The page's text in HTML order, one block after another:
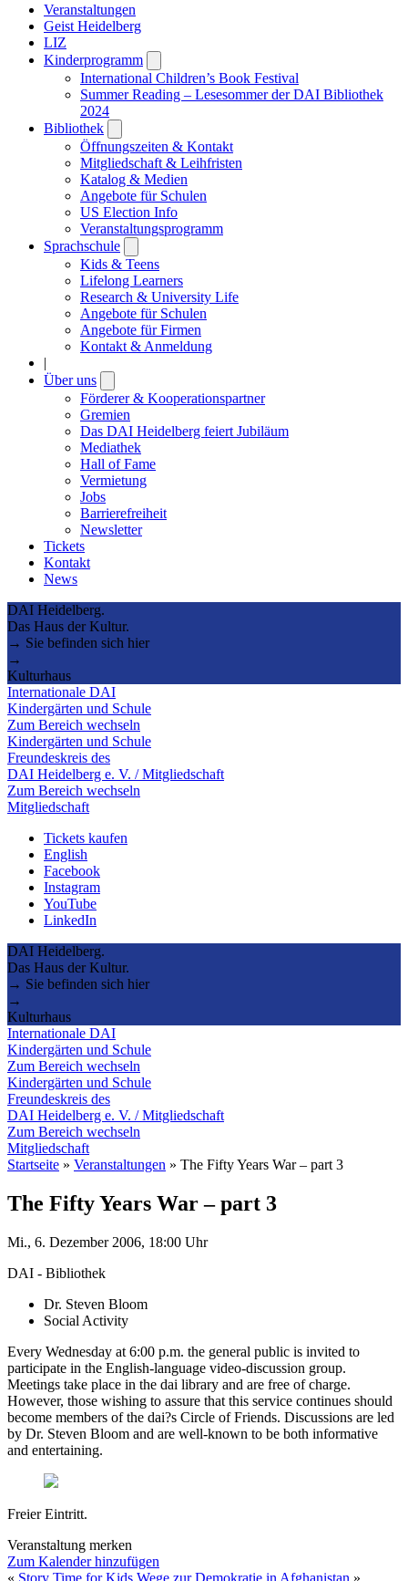
Veranstaltungen
Geist Heidelberg
LIZ
Kinderprogramm
submenu
International Children’s Book Festival
Summer Reading – Lesesommer der DAI Bibliothek
2024
Bibliothek
submenu
Öffnungszeiten & Kontakt
Mitgliedschaft & Leihfristen
Katalog & Medien
Angebote für Schulen
US Election Info
Veranstaltungsprogramm
Sprachschule
submenu
Kids & Teens
Lifelong Learners
Research & University Life
Angebote für Schulen
Angebote für Firmen
Kontakt & Anmeldung
|
Über uns
submenu
Förderer & Kooperationspartner
Gremien
Das DAI Heidelberg feiert Jubiläum
Mediathek
Hall of Fame
Vermietung
Jobs
Barrierefreiheit
Newsletter
Tickets
Kontakt
News
DAI Heidelberg.
Das Haus der Kultur.
→ Sie befinden sich hier
→
Kulturhaus
Internationale DAI
Kindergärten und Schule
Zum Bereich wechseln
Kindergärten und Schule
Freundeskreis des
DAI Heidelberg e. V. / Mitgliedschaft
Zum Bereich wechseln
Mitgliedschaft
Tickets kaufen
English
Facebook
Instagram
YouTube
LinkedIn
DAI Heidelberg.
Das Haus der Kultur.
→ Sie befinden sich hier
→
Kulturhaus
Internationale DAI
Kindergärten und Schule
Zum Bereich wechseln
Kindergärten und Schule
Freundeskreis des
DAI Heidelberg e. V. / Mitgliedschaft
Zum Bereich wechseln
Mitgliedschaft
Startseite » Veranstaltungen » The Fifty Years War – part 3
The Fifty Years War – part 3
Mi., 6. Dezember 2006, 18:00 Uhr
DAI - Bibliothek
Dr. Steven Bloom
Social Activity
Every Wednesday at 6:00 p.m. the general public is invited to
participate in the English-language video-discussion group.
Meetings take place in the dai library and are free of charge.
However, those wishing to assure that this service continues should
become members of the dai?s Circle of Friends. Discussions are led
by Dr. Steven Bloom and are well-known to be both informative
and entertaining.
Freier Eintritt.
Veranstaltung merken
Zum Kalender hinzufügen
« Story Time for Kids Wege zur Demokratie in Afghanistan »